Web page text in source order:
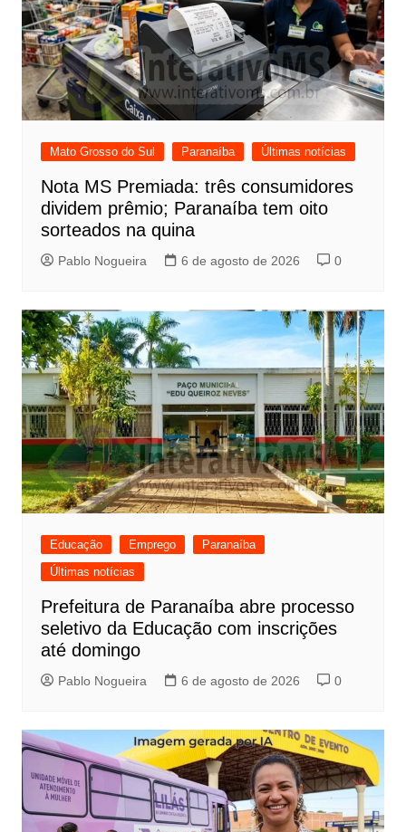
Mato Grosso do Sul Paranaíba Últimas notícias
Nota MS Premiada: três consumidores
dividem prêmio; Paranaíba tem oito
sorteados na quina
Pablo Nogueira 6 de agosto de 2026 0
Educação Emprego
Paranaíba
Últimas notícias
Prefeitura de Paranaíba abre processo
seletivo da Educação com inscrições
até domingo
Pablo Nogueira 6 de agosto de 2026 0